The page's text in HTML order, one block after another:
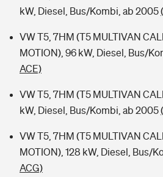
kW, Diesel, Bus/Kombi, ab 2005
VW T5, 7HM (T5 MULTIVAN
MOTION), 96 kW, Diesel, Bus/
ACE)
VW T5, 7HM (T5 MULTIVAN
kW, Diesel, Bus/Kombi, ab 2005
VW T5, 7HM (T5 MULTIVAN
MOTION), 128 kW, Diesel, Bus/
ACG)